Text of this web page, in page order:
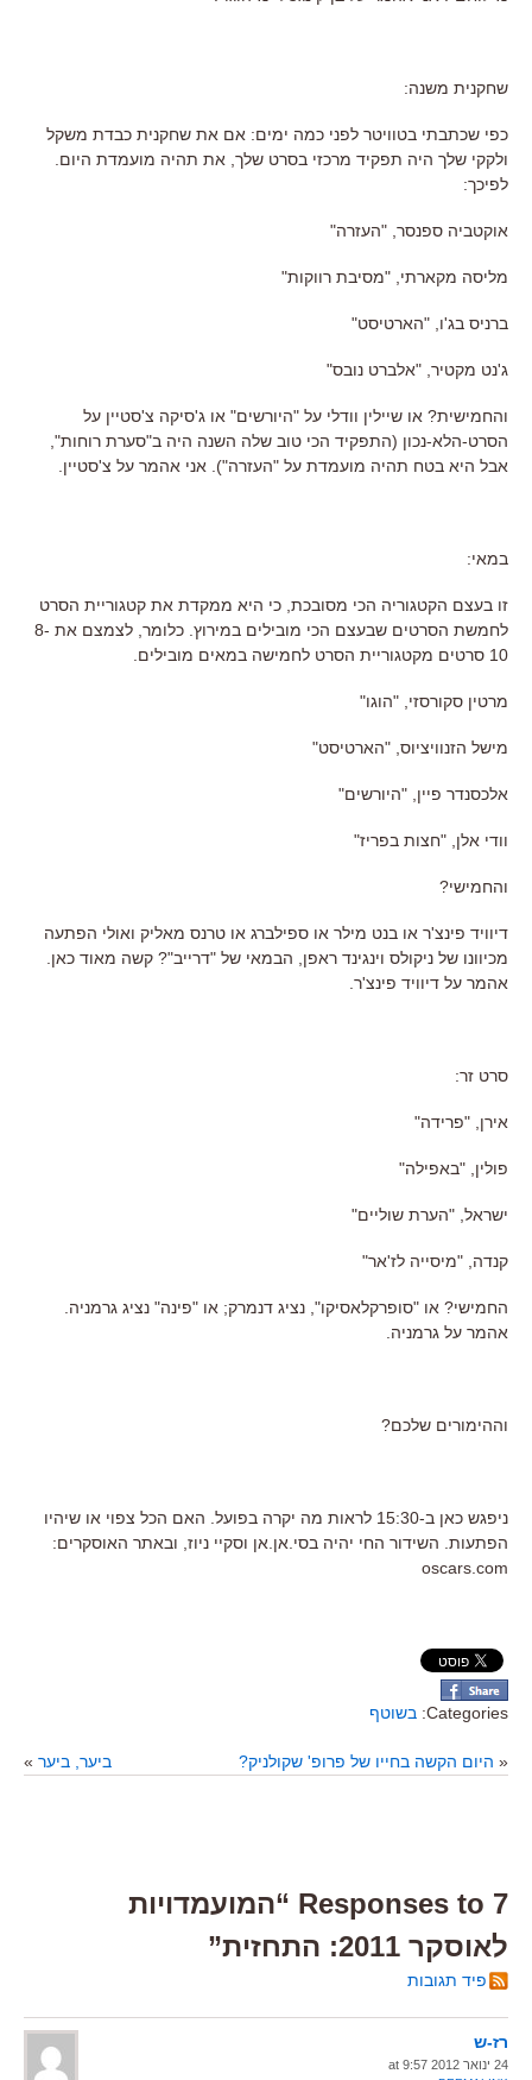
שחקנית משנה:
כפי שכתבתי בטוויטר לפני כמה ימים: אם את שחקנית כבדת משקל
ולקקי שלך היה תפקיד מרכזי בסרט שלך, את תהיה מועמדת היום.
לפיכך:
אוקטביה ספנסר, "העזרה"
מליסה מקארתי, "מסיבת רווקות"
ברניס בג'ו, "הארטיסט"
ג'נט מקטיר, "אלברט נובס"
והחמישית? או שיילין וודלי על "היורשים" או ג'סיקה צ'סטיין על
הסרט-הלא-נכון (התפקיד הכי טוב שלה השנה היה ב"סערת רוחות",
אבל היא בטח תהיה מועמדת על "העזרה"). אני אהמר על צ'סטיין.
במאי:
זו בעצם הקטגוריה הכי מסובכת, כי היא ממקדת את קטגוריית הסרט
לחמשת הסרטים שבעצם הכי מובילים במירוץ. כלומר, לצמצם את 8-
10 סרטים מקטגוריית הסרט לחמישה במאים מובילים.
מרטין סקורסזי, "הוגו"
מישל הזנוויציוס, "הארטיסט"
אלכסנדר פיין, "היורשים"
וודי אלן, "חצות בפריז"
והחמישי?
דיוויד פינצ'ר או בנט מילר או ספילברג או טרנס מאליק ואולי הפתעה
מכיוונו של ניקולס וינגינד ראפן, הבמאי של "דרייב"? קשה מאוד כאן.
אהמר על דיוויד פינצ'ר.
סרט זר:
אירן, "פרידה"
פולין, "באפילה"
ישראל, "הערת שוליים"
קנדה, "מיסייה לז'אר"
החמישי? או "סופרקלאסיקו", נציג דנמרק; או "פינה" נציג גרמניה.
אהמר על גרמניה.
וההימורים שלכם?
ניפגש כאן ב-15:30 לראות מה יקרה בפועל. האם הכל צפוי או שיהיו
הפתעות. השידור החי יהיה בסי.אן.אן וסקיי ניוז, ובאתר האוסקרים:
oscars.com
Categories: בשוטף
« היום הקשה בחייו של פרופ' שקולניק? ביער, ביער »
7 Responses to “המועמדויות
לאוסקר 2011: התחזית”
פיד תגובות
רז-ש
24 ינואר 2012 at 9:57